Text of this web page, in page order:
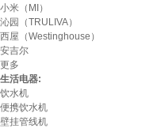
小米（MI）
沁园（TRULIVA）
西屋（Westinghouse）
安吉尔
更多
生活电器:
饮水机
便携饮水机
壁挂管线机